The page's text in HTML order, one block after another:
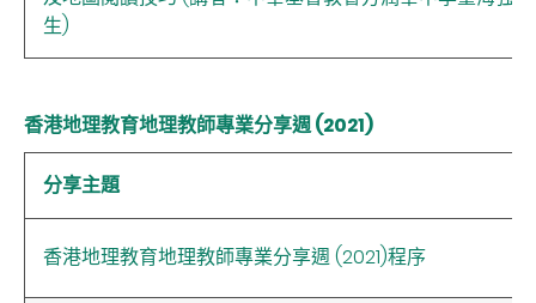
生)
香港地理教育地理教師專業分享週 (2021)
分享主題
香港地理教育地理教師專業分享週 (2021)程序